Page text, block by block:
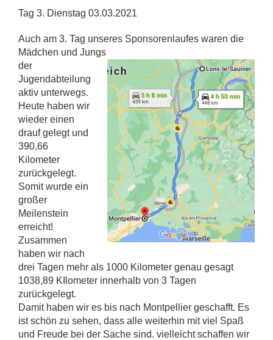
Tag 3. Dienstag 03.03.2021
Auch am 3. Tag unseres Sponsorenlaufes waren die
Mädchen und Jungs
der
Jugendabteilung
aktiv unterwegs.
Heute haben wir
wieder einen
drauf gelegt und
390,66
Kilometer
zurückgelegt.
Somit wurde ein
großer
Meilenstein
erreicht!
Zusammen
haben wir nach
drei Tagen mehr als 1000 Kilometer genau gesagt
1038,89 KIlometer innerhalb von 3 Tagen
zurückgelegt.
Damit haben wir es bis nach Montpellier geschafft. Es
ist schön zu sehen, dass alle weiterhin mit viel Spaß
und Freude bei der Sache sind. vielleicht schaffen wir